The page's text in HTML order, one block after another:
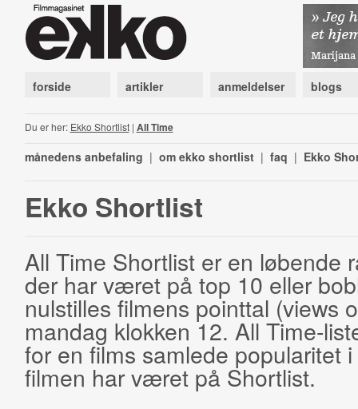
forside artikler anmeldelser blogs
Du er her: Ekko Shortlist| All Time
månedens anbefaling | om ekko shortlist | faq | Ekko
Ekko Shortlist
All Time Shortlist er en løbende
der har været på top 10 eller
nulstilles filmens pointtal (views
mandag klokken 12. All Time-
for en films samlede popularitet
filmen har været på Shortlist.